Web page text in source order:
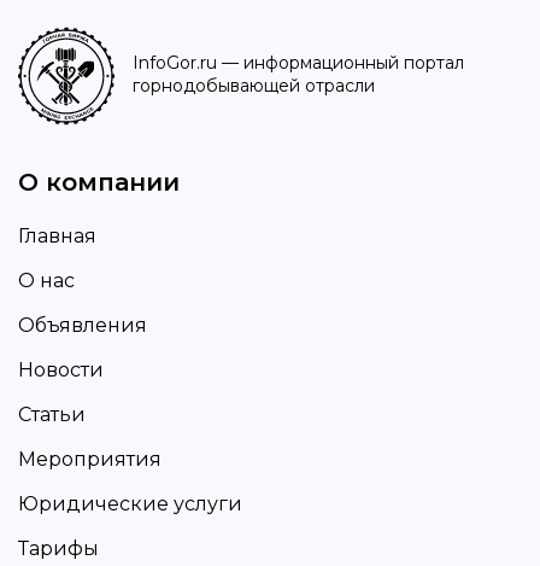
InfoGor.ru — информационный портал
горнодобывающей отрасли
О компании
Главная
О нас
Объявления
Новости
Статьи
Мероприятия
Юридические услуги
Тарифы